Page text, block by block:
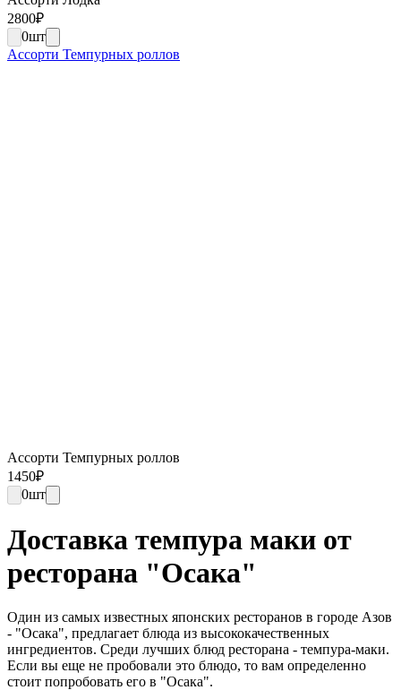
2800₽
0шт
Ассорти Темпурных роллов
Ассорти Темпурных роллов
1450₽
0шт
Доставка темпура маки от
ресторана "Осака"
Один из самых известных японских ресторанов в городе Азов
- "Осака", предлагает блюда из высококачественных
ингредиентов. Среди лучших блюд ресторана - темпура-маки.
Если вы еще не пробовали это блюдо, то вам определенно
стоит попробовать его в "Осака".